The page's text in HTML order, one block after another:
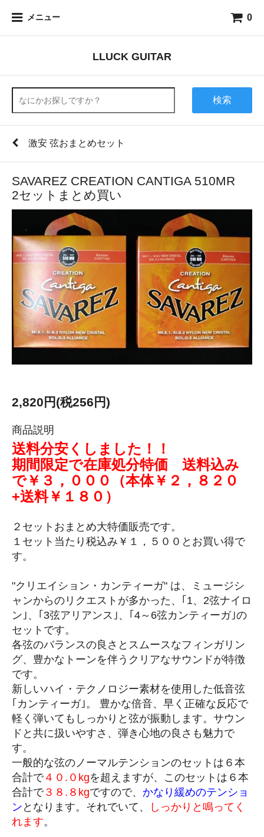
メニュー 0
LLUCK GUITAR
検索
激安 弦おまとめセット
SAVAREZ CREATION CANTIGA 510MR
2セットまとめ買い
2,820円(税256円)
商品説明
送料分安くしました！！
期間限定で在庫処分特価 送料込み
で￥３，０００（本体￥２，８２０
+送料￥１８０）
２セットおまとめ大特価販売です。
１セット当たり税込み￥１，５００とお買い得で
す。
"クリエイション・カンティーガ" は、ミュージシ
ャンからのリクエストが多かった、｢1、2弦ナイロ
ン｣、｢3弦アリアンス｣、｢4～6弦カンティーガ｣の
セットです。
各弦のバランスの良さとスムースなフィンガリン
グ、豊かなトーンを伴うクリアなサウンドが特徴
です。
新しいハイ・テクノロジー素材を使用した低音弦
｢カンティーガ｣。 豊かな倍音、早く正確な反応で
軽く弾いてもしっかりと弦が振動します。サウン
ドと共に扱いやすさ、弾き心地の良さも魅力で
す。
一般的な弦のノーマルテンションのセットは６本
合計で４０.０kgを超えますが、このセットは６本
合計で３８.８kgですので、 かなり緩めのテンショ
ン となります。それでいて、
しっかりと鳴ってく
れます。